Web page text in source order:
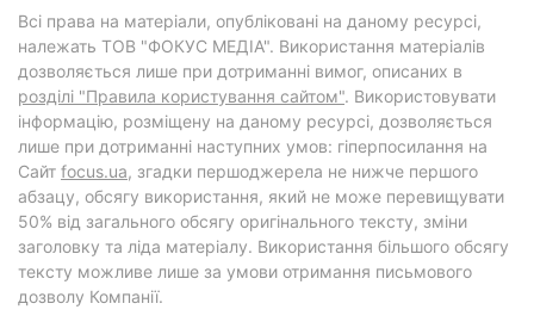
Всі права на матеріали, опубліковані на даному ресурсі,
належать ТОВ "ФОКУС МЕДІА". Використання матеріалів
дозволяється лише при дотриманні вимог, описаних в
розділі "Правила користування сайтом". Використовувати
інформацію, розміщену на даному ресурсі, дозволяється
лише при дотриманні наступних умов: гіперпосилання на
Cайт focus.ua, згадки першоджерела не нижче першого
абзацу, обсягу використання, який не може перевищувати
50% від загального обсягу оригінального тексту, зміни
заголовку та ліда матеріалу. Використання більшого обсягу
тексту можливе лише за умови отримання письмового
дозволу Компанії.